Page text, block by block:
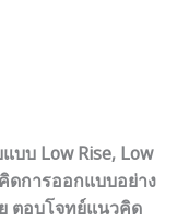
บ Low Rise, Low
ดการออกแบบอย่าง
ตอบโจทย์แนวคิด